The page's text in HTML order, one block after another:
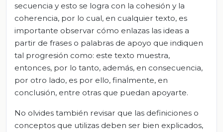
secuencia y esto se logra con la cohesión y la
coherencia, por lo cual, en cualquier texto, es
importante observar cómo enlazas las ideas a
partir de frases o palabras de apoyo que indiquen
tal progresión como: este texto muestra,
entonces, por lo tanto, además, en consecuencia,
por otro lado, es por ello, finalmente, en
conclusión, entre otras que puedan apoyarte.
No olvides también revisar que las definiciones o
conceptos que utilizas deben ser bien explicados,